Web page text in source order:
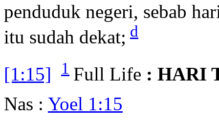
penduduk negeri, sebab
itu sudah dekat; d
[1:15] 1 Full Life : HARI
Nas : Yoel 1:15